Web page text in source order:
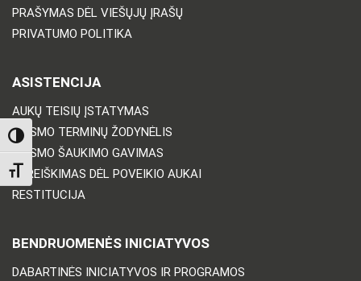
TOGGLE HIGH CONTRAST
TOGGLE FONT SIZE
PRAŠYMAS DĖL VIEŠŲJŲ ĮRAŠŲ
PRIVATUMO POLITIKA
ASISTENCIJA
AUKŲ TEISIŲ ĮSTATYMAS
TEISMO TERMINŲ ŽODYNĖLIS
TEISMO ŠAUKIMO GAVIMAS
PAREIŠKIMAS DĖL POVEIKIO AUKAI
RESTITUCIJA
BENDRUOMENĖS INICIATYVOS
DABARTINĖS INICIATYVOS IR PROGRAMOS